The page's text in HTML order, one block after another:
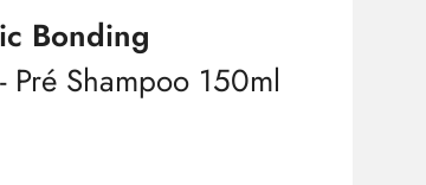
Bonding
- Pré Shampoo 150ml